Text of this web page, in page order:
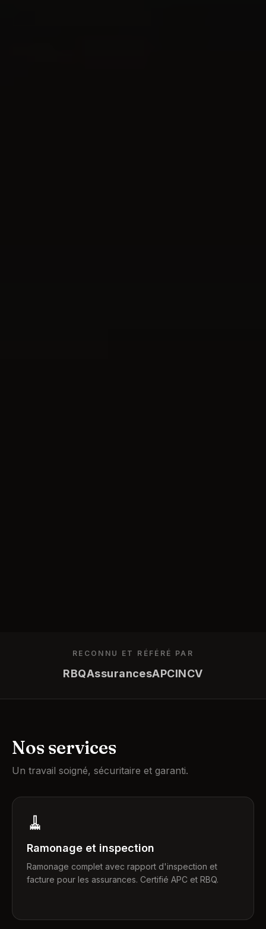
RECONNU ET RÉFÉRÉ PAR
RBQAssurancesAPCINCV
Nos services
Un travail soigné, sécuritaire et garanti.
🧹
Ramonage et inspection
Ramonage complet avec rapport d'inspection et
facture pour les assurances. Certifié APC et RBQ.